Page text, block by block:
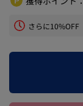
さらに10%OFF